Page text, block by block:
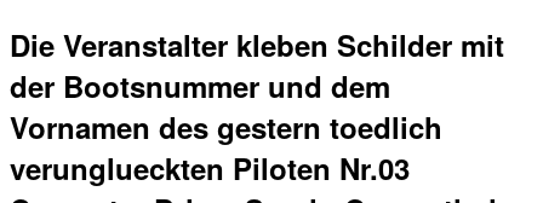
Die Veranstalter kleben Schilder mit
der Bootsnummer und dem
Vornamen des gestern toedlich
verunglueckten Piloten Nr.03